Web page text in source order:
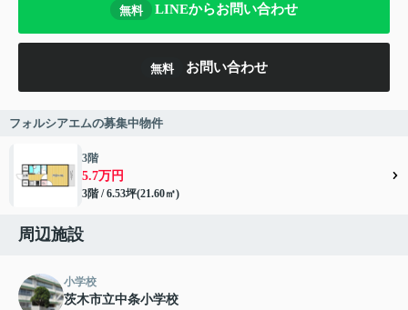
無料 LINEからお問い合わせ
無料 お問い合わせ
フォルシアエムの募集中物件
3階
5.7万円
3階 / 6.53坪(21.60㎡)
周辺施設
小学校
茨木市立中条小学校